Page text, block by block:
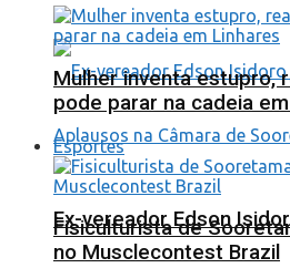
Ex-vereador Edson
Mulher inventa estupro,
pode parar na cadeia
Esportes
Fisiculturista de
no Musclecontest Brazil